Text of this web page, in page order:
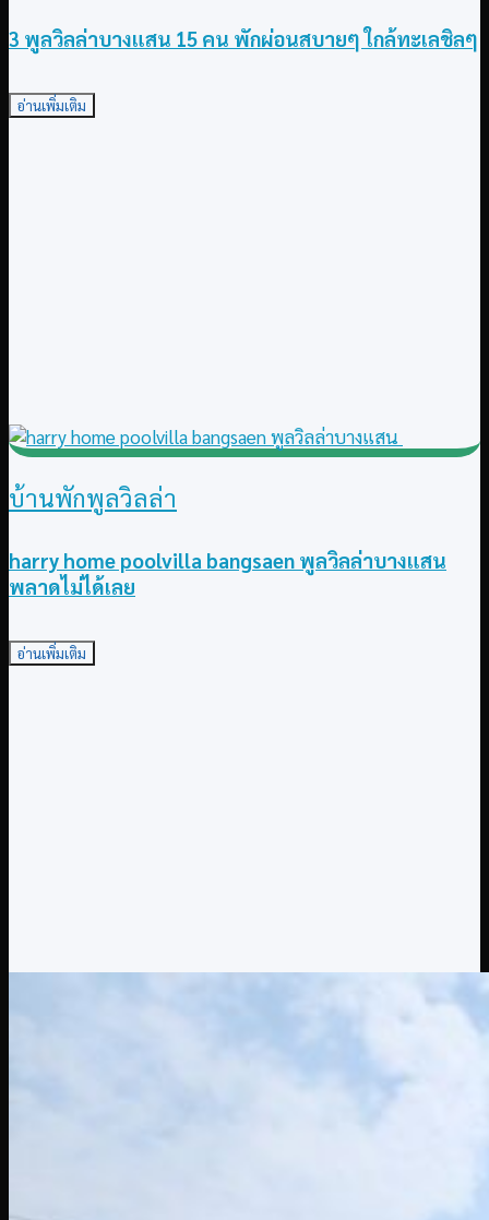
3 พูลวิลล่าบางแสน 15 คน พักผ่อนสบายๆ ใกล้ทะเลชิลๆ
อ่านเพิ่มเติม
บ้านพักพูลวิลล่า
harry home poolvilla bangsaen พูลวิลล่าบางแสน
พลาดไม่ได้เลย
อ่านเพิ่มเติม